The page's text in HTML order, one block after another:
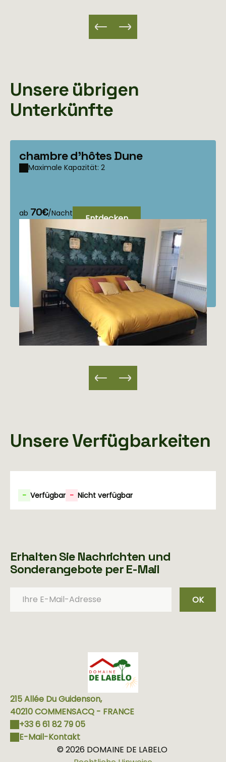
Unsere übrigen
Unterkünfte
chambre d'hôtes Dune
Maximale Kapazität: 2
ab 70€/Nacht Entdecken
Unsere Verfügbarkeiten
- Verfügbar - Nicht verfügbar
Erhalten Sie Nachrichten und
Sonderangebote per E-Mail
OK
215 Allée Du Guidenson,
40210 COMMENSACQ - FRANCE
+33 6 61 82 79 05
E-Mail-Kontakt
© 2026 DOMAINE DE LABELO